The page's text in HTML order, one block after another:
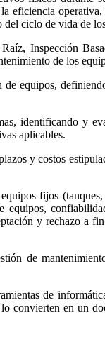
del ciclo de vida de
Inspección
de los
equipos,
identificando y
aplicables.
y costos
fijos
y rechazo a
de
de
convierten en un